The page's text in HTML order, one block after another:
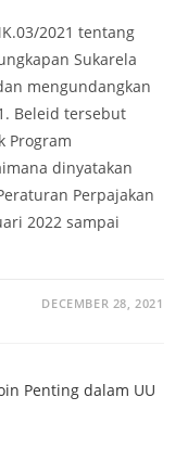
2021 tentang
Sukarela
mengundangkan
Beleid tersebut
Program
dinyatakan
Perpajakan
2022 sampai
DECEMBER 28, 2021